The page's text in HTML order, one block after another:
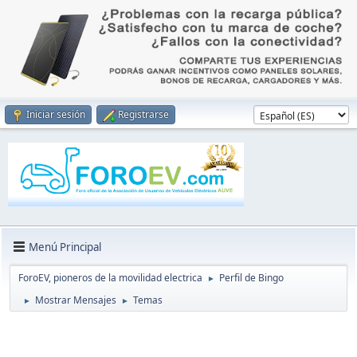
Iniciar sesión Registrarse
Menú Principal
ForoEV, pioneros de la movilidad electrica ► Perfil de Bingo
► Mostrar Mensajes ► Temas